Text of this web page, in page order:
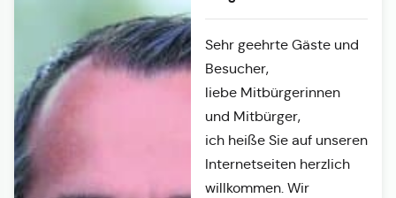
Sehr geehrte Gäste und
Besucher,
liebe Mitbürgerinnen
und Mitbürger,
ich heiße Sie auf unseren
Internetseiten herzlich
willkommen. Wir